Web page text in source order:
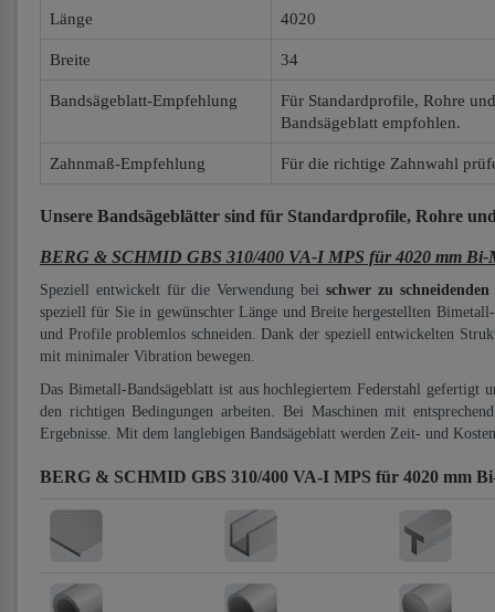
Länge 4020
Breite 34
Bandsägeblatt-Empfehlung
Für Standardprofile, Rohre
Bandsägeblatt empfohlen.
Zahnmaß-Empfehlung Für die richtige Zahnwahl
Unsere Bandsägeblätter sind für Standardprofile, Rohre
BERG & SCHMID GBS 310/400 VA-I MPS für 4020 mm Bi-
Speziell entwickelt für die Verwendung bei schwer zu
speziell für Sie in gewünschter Länge und Breite hergestellten
und Profile problemlos schneiden. Dank der speziell entwickelten
mit minimaler Vibration bewegen.
Das Bimetall-Bandsägeblatt ist aus hochlegiertem Federstahl
den richtigen Bedingungen arbeiten. Bei Maschinen mit
Ergebnisse. Mit dem langlebigen Bandsägeblatt werden Zeit- und
BERG & SCHMID GBS 310/400 VA-I MPS für 4020 mm